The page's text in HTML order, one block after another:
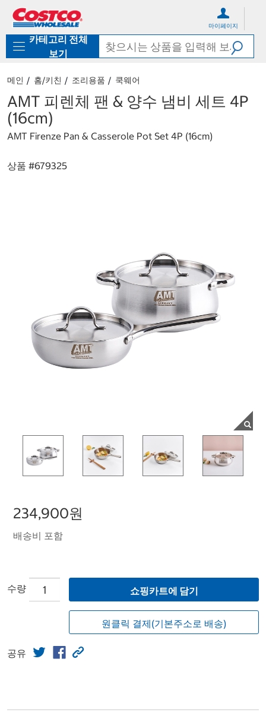
로
기
가
마이페이지
카테고리 전체
보기
메인 홈/키친 조리용품 쿡웨어
AMT 피렌체 팬 & 양수 냄비 세트 4P
(16cm)
AMT Firenze Pan & Casserole Pot Set 4P (16cm)
상품 #679325
234,900원
배송비 포함
수량 쇼핑카트에 담기
원클릭 결제(기본주소로 배송)
공유